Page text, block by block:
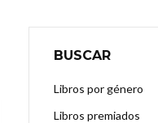
BUSCAR
Libros por género
Libros premiados